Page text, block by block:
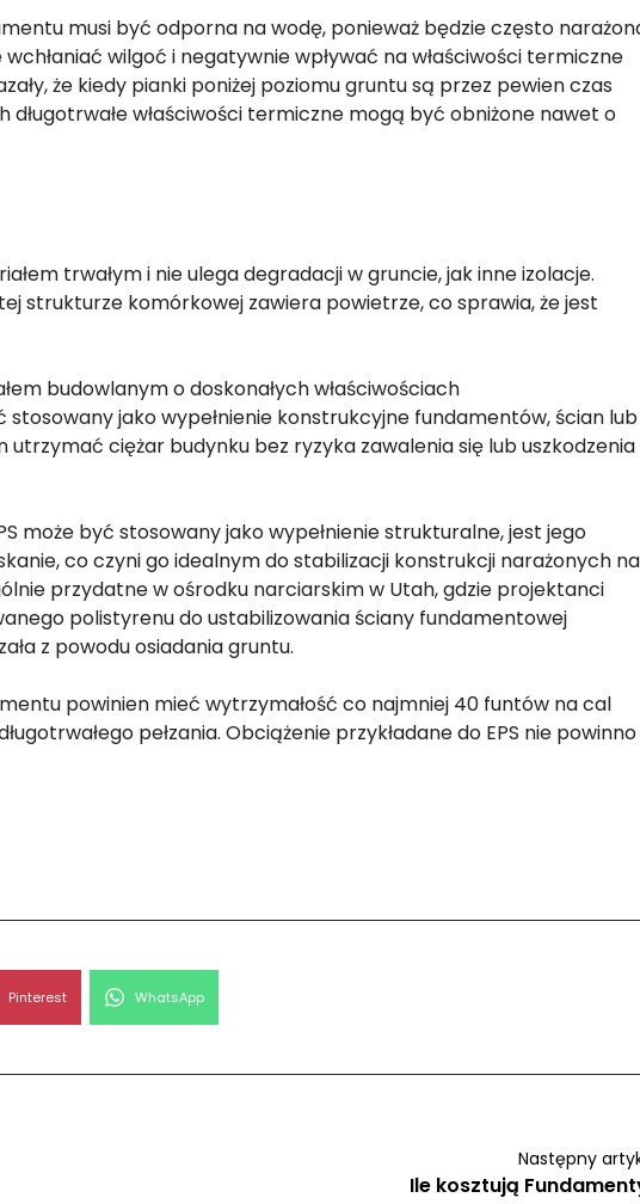
musi być odporna na wodę, ponieważ będzie często
wilgoć i negatywnie wpływać na właściwości termiczne
że kiedy pianki poniżej poziomu gruntu są przez pewien czas
długotrwałe właściwości termiczne mogą być obniżone nawet o
trwałym i nie ulega degradacji w gruncie, jak inne izolacje.
strukturze komórkowej zawiera powietrze, co sprawia, że jest
budowlanym o doskonałych właściwościach
stosowany jako wypełnienie konstrukcyjne fundamentów, ścian lub
utrzymać ciężar budynku bez ryzyka zawalenia się lub uszkodzenia
może być stosowany jako wypełnienie strukturalne, jest jego
co czyni go idealnym do stabilizacji konstrukcji narażonych na
przydatne w ośrodku narciarskim w Utah, gdzie projektanci
polistyrenu do ustabilizowania ściany fundamentowej
z powodu osiadania gruntu.
powinien mieć wytrzymałość co najmniej 40 funtów na cal
pełzania. Obciążenie przykładane do EPS nie powinno
Share
Pinterest Share
WhatsApp
Następny
Ile kosztują